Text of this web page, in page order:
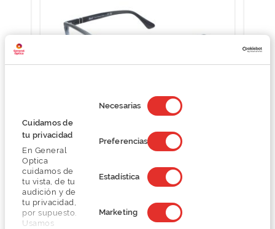
Cuidamos de
tu privacidad
En General
Optica
cuidamos de
tu vista, de tu
audición y de
tu privacidad,
por supuesto.
Usamos
de
consentimiento
Necesarias
Preferencias
Estadística
Marketing
Persol 0PO3344V
O preço inclui apenas a armação
200,80 €
251,00 €